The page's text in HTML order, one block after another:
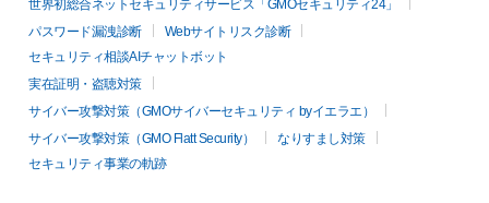
世界初総合ネットセキュリティサービス「GMOセキュリティ24」
パスワード漏洩診断
Webサイトリスク診断
セキュリティ相談AIチャットボット
実在証明・盗聴対策
サイバー攻撃対策（GMOサイバーセキュリティ byイエラエ）
サイバー攻撃対策（GMO Flatt Security）
なりすまし対策
セキュリティ事業の軌跡